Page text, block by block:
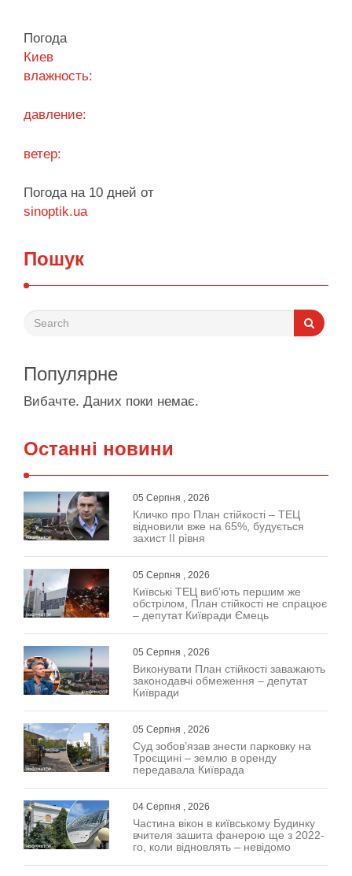
4 серпня заявив депутат Київської міської ради
від …
Погода
Киев
влажность:
давление:
ветер:
Погода на 10 дней от
sinoptik.ua
Пошук
Популярне
Вибачте. Даних поки немає.
Останні новини
05 Серпня , 2026
Кличко про План стійкості – ТЕЦ
відновили вже на 65%, будується
захист ІІ рівня
05 Серпня , 2026
Київські ТЕЦ виб’ють першим же
обстрілом, План стійкості не спрацює
– депутат Київради Ємець
05 Серпня , 2026
Виконувати План стійкості заважають
законодавчі обмеження – депутат
Київради
05 Серпня , 2026
Суд зобов’язав знести парковку на
Троєщині – землю в оренду
передавала Київрада
04 Серпня , 2026
Частина вікон в київському Будинку
вчителя зашита фанерою ще з 2022-
го, коли відновлять – невідомо